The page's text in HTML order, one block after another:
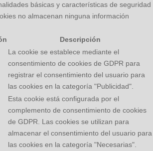
básicas y características de seguridad
no almacenan ninguna información
Descripción
La cookie se establece mediante el
consentimiento de cookies de GDPR para
registrar el consentimiento del usuario para
las cookies en la categoría "Publicidad".
Esta cookie está configurada por el
complemento de consentimiento de cookies
de GDPR. Las cookies se utilizan para
almacenar el consentimiento del usuario para
las cookies en la categoría "Necesarias".